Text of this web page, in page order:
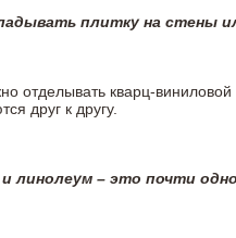
плитку на стены
отделывать кварц-
друг к другу.
и линолеум – это почти